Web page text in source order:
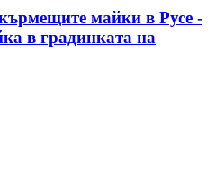
майки в Русе -
в градинката на